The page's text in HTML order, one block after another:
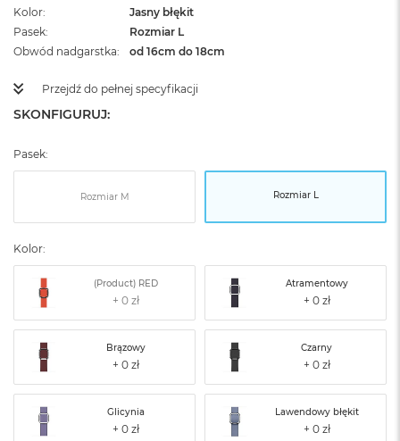
Kolor
Jasny błękit
Pasek
Rozmiar L
Obwód nadgarstka
od 16cm do 18cm
Przejdź do pełnej specyfikacji
SKONFIGURUJ:
Pasek:
Rozmiar M Rozmiar L
Kolor:
(Product) RED Atramentowy
Brązowy Czarny
Glicynia Lawendowy błękit